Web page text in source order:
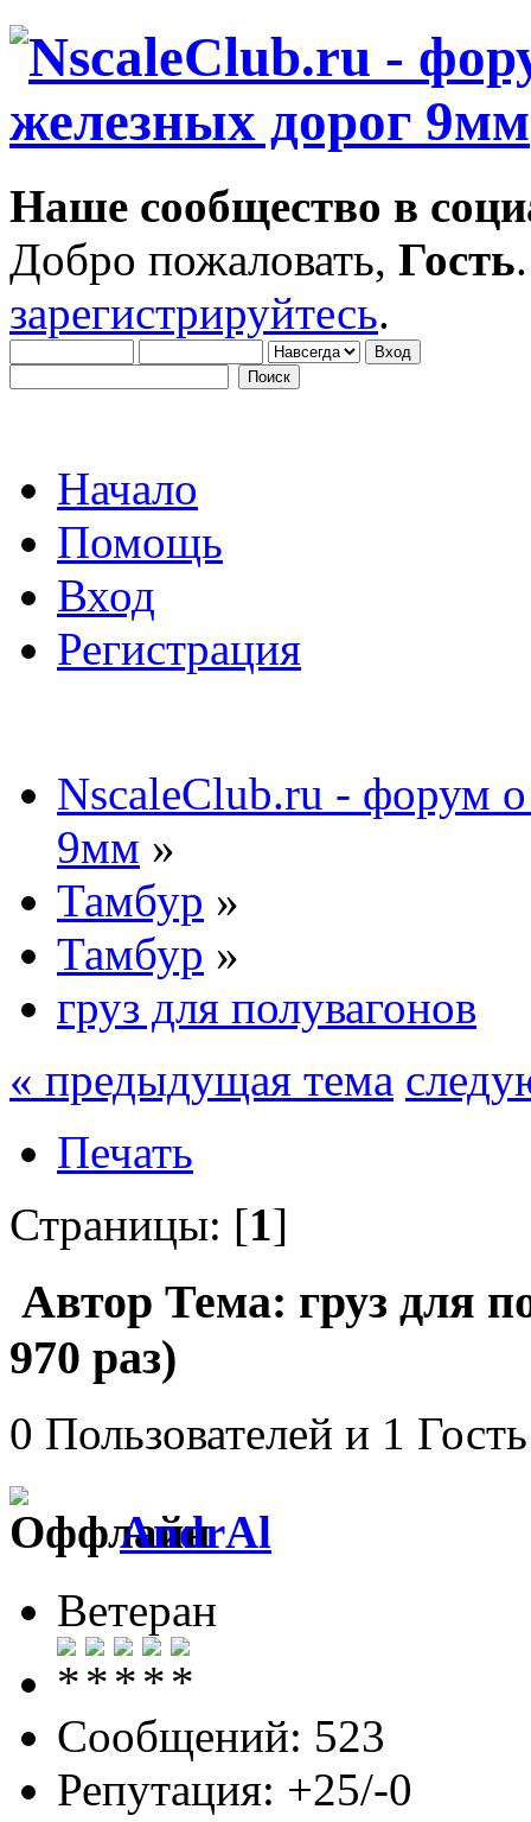
Наше сообщество в
Добро пожаловать, Гость
зарегистрируйтесь.
Начало
Помощь
Вход
Регистрация
NscaleClub.ru - форум
9мм »
Тамбур »
Тамбур »
груз для полувагонов
« предыдущая тема
Печать
Страницы: [1]
Автор Тема: груз для
970 раз)
0 Пользователей и 1
AndrAl
Ветеран
Сообщений: 523
Репутация: +25/-0